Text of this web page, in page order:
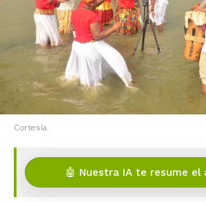
Cortesía.
🤖 Nuestra IA te resume el